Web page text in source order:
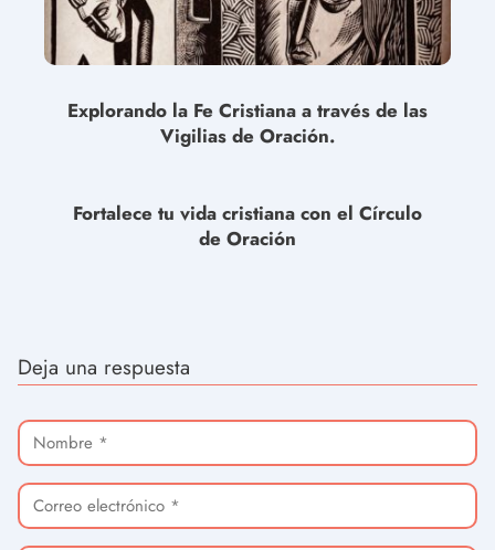
Explorando la Fe Cristiana a través de las
Vigilias de Oración.
Fortalece tu vida cristiana con el Círculo
de Oración
Deja una respuesta